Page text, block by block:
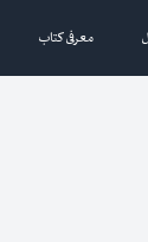
معرفی کتاب